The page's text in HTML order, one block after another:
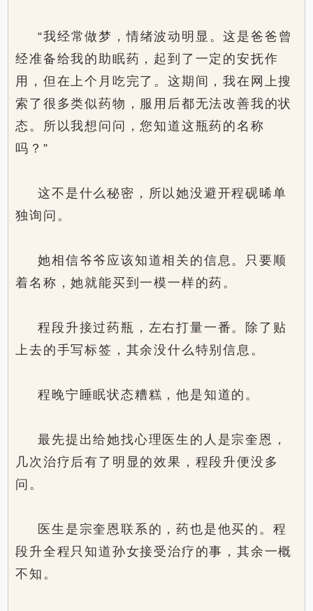
“我经常做梦，情绪波动明显。这是爸爸曾
经准备给我的助眠药，起到了一定的安抚作
用，但在上个月吃完了。这期间，我在网上搜
索了很多类似药物，服用后都无法改善我的状
态。所以我想问问，您知道这瓶药的名称
吗？”
这不是什么秘密，所以她没避开程砚晞单
独询问。
她相信爷爷应该知道相关的信息。只要顺
着名称，她就能买到一模一样的药。
程段升接过药瓶，左右打量一番。除了贴
上去的手写标签，其余没什么特别信息。
程晚宁睡眠状态糟糕，他是知道的。
最先提出给她找心理医生的人是宗奎恩，
几次治疗后有了明显的效果，程段升便没多
问。
医生是宗奎恩联系的，药也是他买的。程
段升全程只知道孙女接受治疗的事，其余一概
不知。